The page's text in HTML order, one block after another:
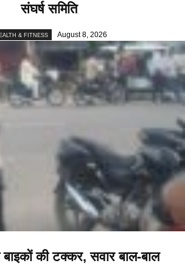
संघर्ष समिति
& FITNESS August 8, 2026
बाइकों की टक्कर, सवार बाल-बाल